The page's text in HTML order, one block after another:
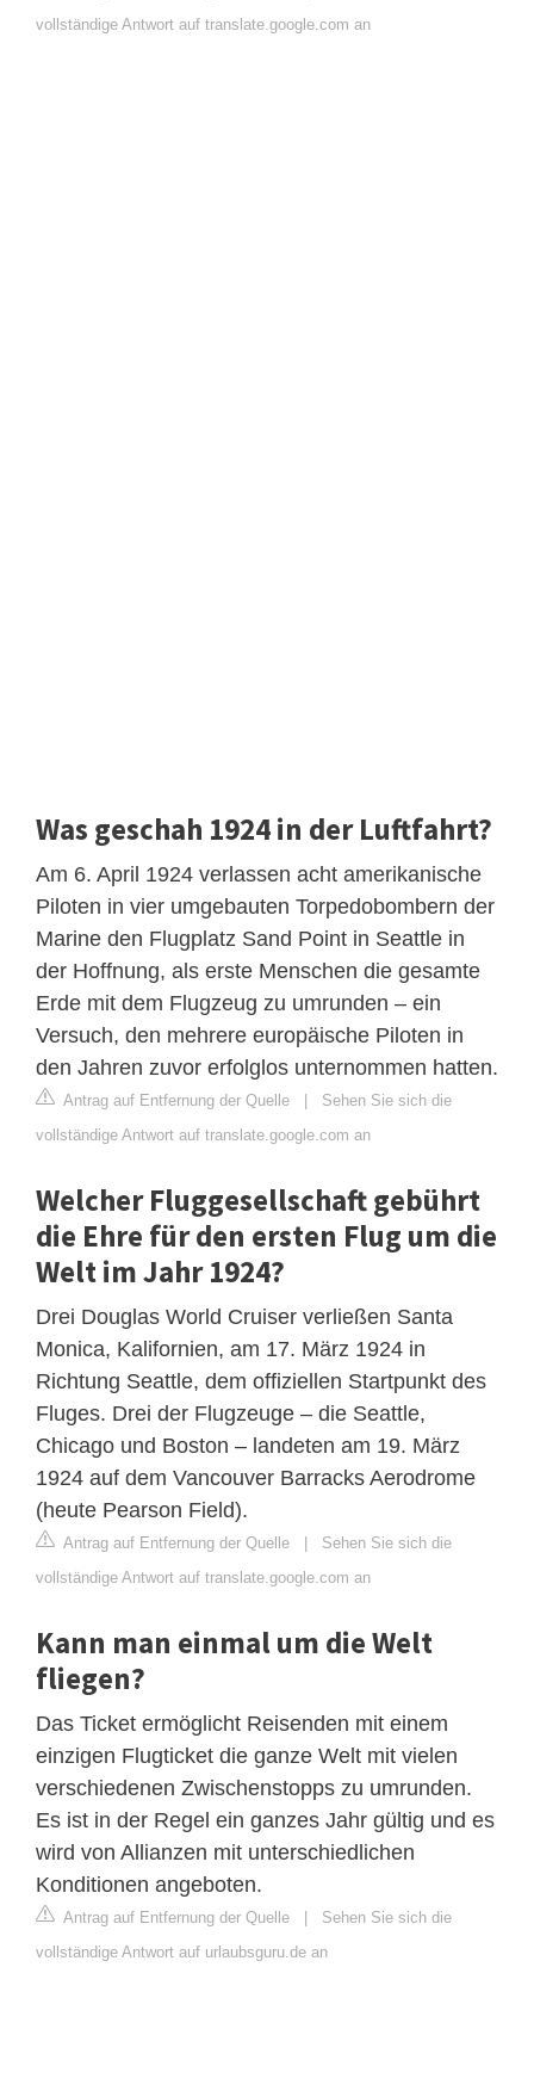
vollständige Antwort auf translate.google.com an
Was geschah 1924 in der Luftfahrt?
Am 6. April 1924 verlassen acht amerikanische
Piloten in vier umgebauten Torpedobombern der
Marine den Flugplatz Sand Point in Seattle in
der Hoffnung, als erste Menschen die gesamte
Erde mit dem Flugzeug zu umrunden – ein
Versuch, den mehrere europäische Piloten in
den Jahren zuvor erfolglos unternommen hatten.
Antrag auf Entfernung der Quelle | Sehen Sie sich die
vollständige Antwort auf translate.google.com an
Welcher Fluggesellschaft gebührt
die Ehre für den ersten Flug um die
Welt im Jahr 1924?
Drei Douglas World Cruiser verließen Santa
Monica, Kalifornien, am 17. März 1924 in
Richtung Seattle, dem offiziellen Startpunkt des
Fluges. Drei der Flugzeuge – die Seattle,
Chicago und Boston – landeten am 19. März
1924 auf dem Vancouver Barracks Aerodrome
(heute Pearson Field).
Antrag auf Entfernung der Quelle | Sehen Sie sich die
vollständige Antwort auf translate.google.com an
Kann man einmal um die Welt
fliegen?
Das Ticket ermöglicht Reisenden mit einem
einzigen Flugticket die ganze Welt mit vielen
verschiedenen Zwischenstopps zu umrunden.
Es ist in der Regel ein ganzes Jahr gültig und es
wird von Allianzen mit unterschiedlichen
Konditionen angeboten.
Antrag auf Entfernung der Quelle | Sehen Sie sich die
vollständige Antwort auf urlaubsguru.de an